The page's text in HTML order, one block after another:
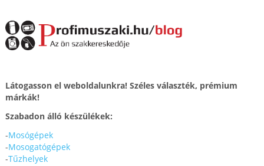
Látogasson el weboldalunkra! Széles választék, prémium
márkák!
Szabadon álló készülékek:
-Mosógépek
-Mosogatógépek
-Tűzhelyek